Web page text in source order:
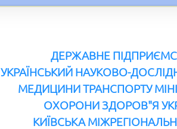
ДЕРЖАВНЕ
УКРАЇНСЬКИЙ НАУКОВО-
МЕДИЦИНИ ТРАНСПОРТУ
ОХОРОНИ ЗДОРОВ"Я
КИЇВСЬКА